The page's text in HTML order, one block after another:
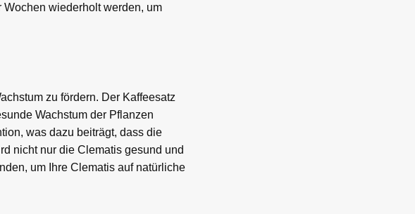
wiederholt werden, um
zu fördern. Der Kaffeesatz
Wachstum der Pflanzen
was dazu beiträgt, dass die
nicht nur die Clematis gesund und
um Ihre Clematis auf natürliche